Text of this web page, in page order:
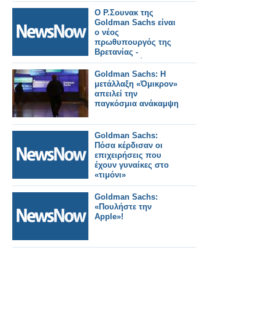
Ο Ρ.Σουνακ της
Goldman Sachs είναι
ο νέος
πρωθυπουργός της
Βρετανίας -
«Αντιμετωπίζουμε
βαθιά οικονομική
πρόκληση και έχουμε
μόνο 1 ευκαιρία»
Goldman Sachs: Η
μετάλλαξη «Όμικρον»
απειλεί την
παγκόσμια ανάκαμψη
Goldman Sachs:
Πόσα κέρδισαν οι
επιχειρήσεις που
έχουν γυναίκες στο
«τιμόνι»
Goldman Sachs:
«Πουλήστε την
Apple»!